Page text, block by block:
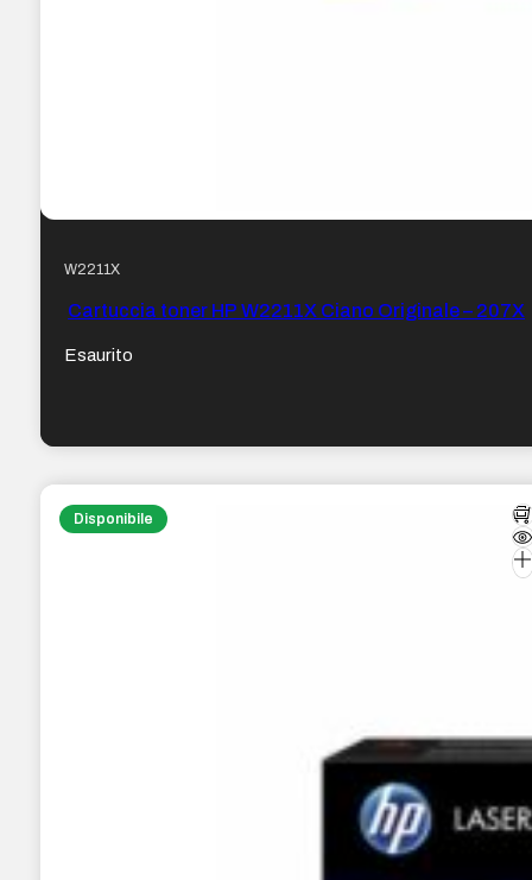
W2211X
Cartuccia toner HP W2211X Ciano Originale – 207X
Esaurito
Disponibile